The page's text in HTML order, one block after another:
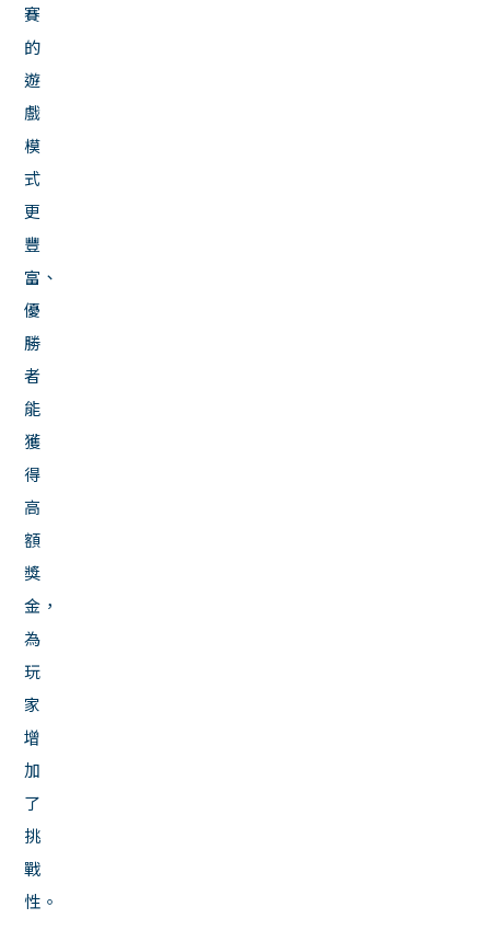
賽
的
遊
戲
模
式
更
豐
富、
優
勝
者
能
獲
得
高
額
獎
金，
為
玩
家
增
加
了
挑
戰
性。